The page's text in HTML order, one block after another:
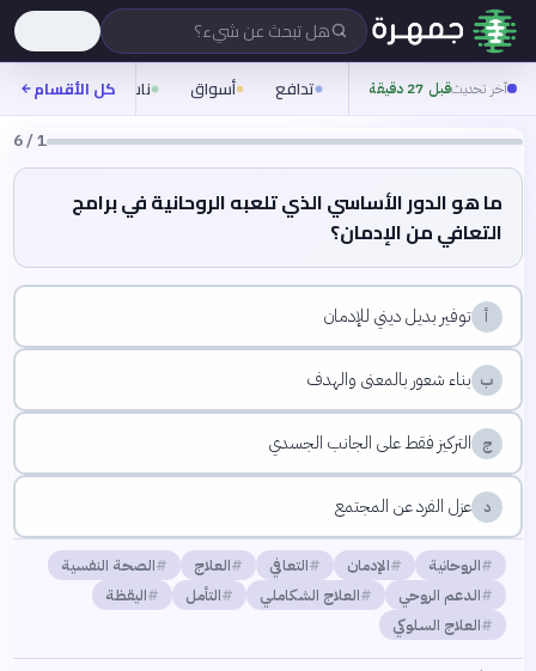
هل تبحث عن شيء؟
آخر تحديثقبل 27 دقيقة تدافع أسواق ناس روح
كل الأقسام
1
/
6
ما هو الدور الأساسي الذي تلعبه الروحانية في برامج
التعافي من الإدمان؟
أ توفير بديل ديني للإدمان
ب بناء شعور بالمعنى والهدف
ج التركيز فقط على الجانب الجسدي
د عزل الفرد عن المجتمع
الروحانية الإدمان التعافي العلاج
الصحة النفسية
الدعم الروحي
العلاج الشكاملي التأمل
اليقظة
العلاج السلوكي